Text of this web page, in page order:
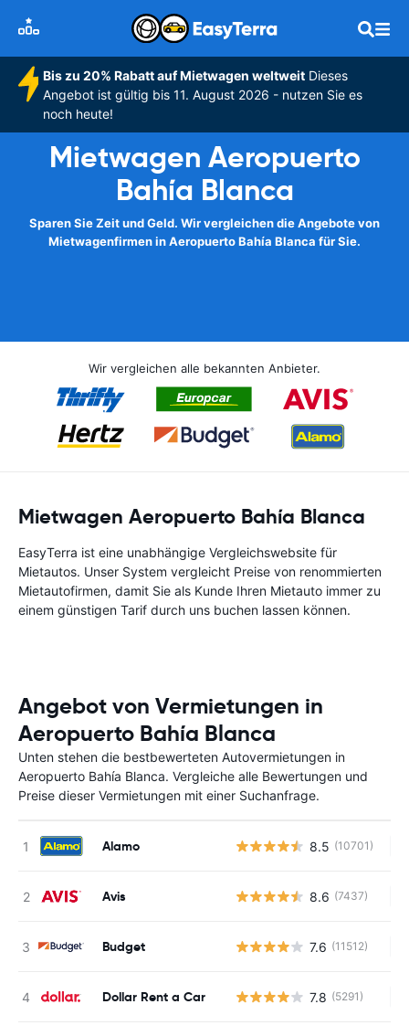
Bis zu 20% Rabatt auf Mietwagen weltweitDieses
Angebot ist gültig bis 11. August 2026 - nutzen Sie es
noch heute!
Mietwagen Aeropuerto
Bahía Blanca
Sparen Sie Zeit und Geld. Wir vergleichen die Angebote von
Mietwagenfirmen in Aeropuerto Bahía Blanca für Sie.
Wir vergleichen alle bekannten Anbieter.
Mietwagen Aeropuerto Bahía Blanca
EasyTerra ist eine unabhängige Vergleichswebsite für
Mietautos. Unser System vergleicht Preise von renommierten
Mietautofirmen, damit Sie als Kunde Ihren Mietauto immer zu
einem günstigen Tarif durch uns buchen lassen können.
Angebot von Vermietungen in
Aeropuerto Bahía Blanca
Unten stehen die bestbewerteten Autovermietungen in
Aeropuerto Bahía Blanca. Vergleiche alle Bewertungen und
Preise dieser Vermietungen mit einer Suchanfrage.
Alamo 8.5 (10701)
Avis 8.6 (7437)
Budget 7.6 (11512)
Dollar Rent a Car 7.8 (5291)